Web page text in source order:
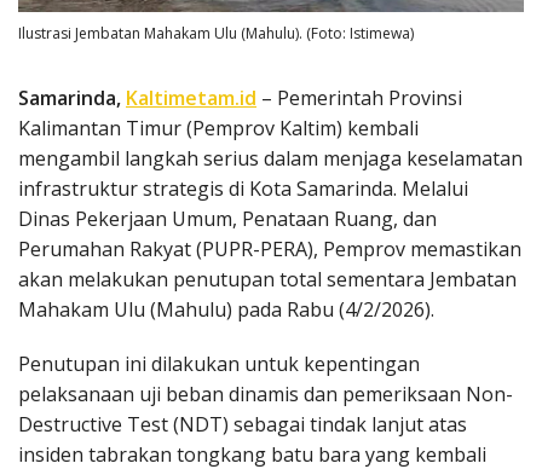
Ilustrasi Jembatan Mahakam Ulu (Mahulu). (Foto: Istimewa)
Samarinda, Kaltimetam.id – Pemerintah Provinsi
Kalimantan Timur (Pemprov Kaltim) kembali
mengambil langkah serius dalam menjaga keselamatan
infrastruktur strategis di Kota Samarinda. Melalui
Dinas Pekerjaan Umum, Penataan Ruang, dan
Perumahan Rakyat (PUPR-PERA), Pemprov memastikan
akan melakukan penutupan total sementara Jembatan
Mahakam Ulu (Mahulu) pada Rabu (4/2/2026).
Penutupan ini dilakukan untuk kepentingan
pelaksanaan uji beban dinamis dan pemeriksaan Non-
Destructive Test (NDT) sebagai tindak lanjut atas
insiden tabrakan tongkang batu bara yang kembali